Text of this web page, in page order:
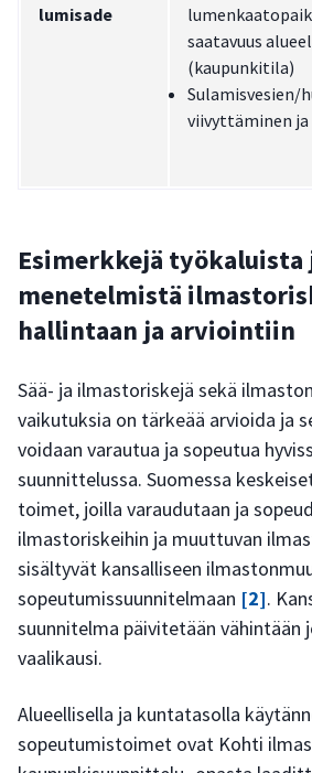
lumisade
saatavuus
(kaupunkitila)
Sulamisvesien/
viivyttäminen
Esimerkkejä työkaluista
menetelmistä
hallintaan ja arviointiin
Sää- ja ilmastoriskejä sekä
vaikutuksia on tärkeää arvioida ja
voidaan varautua ja sopeutua
suunnittelussa. Suomessa
toimet, joilla varaudutaan ja
ilmastoriskeihin ja muuttuvan
sisältyvät kansalliseen
sopeutumissuunnitelmaan [2].
suunnitelma päivitetään vähintään
vaalikausi.
Alueellisella ja kuntatasolla
sopeutumistoimet ovat Kohti